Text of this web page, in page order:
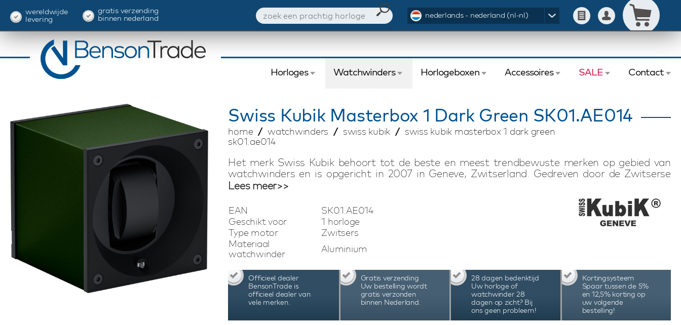
wereldwijde
levering
gratis verzending
binnen nederland nederlands - nederland (nl-nl)
Horloges Watchwinders Horlogeboxen Accessoires SALE Contact
Swiss KubikMasterbox 1 Dark Green SK01.AE014
home watchwinders swiss kubik
swiss kubik masterbox 1 dark green
sk01.ae014
Het merk Swiss Kubik behoort tot de beste en meest trendbewuste merken op gebied van
watchwinders en is opgericht in 2007 in Geneve, Zwitserland. Gedreven door de Zwitserse
horlogetraditie biedt Swiss Kubik compacte watchwinders met Zwitserse technologie. De
Swiss Kubik watchwinders zijn voorzien van een stille, magnetische-arme en energiezuinige
motor. Elke watchwinder heeft een uitzonderlijke batterijduur van uiterlijk drie jaar, waardoor
hij gemakkelijk in een kluis kan worden bewaard of kan worden meegenomen op reis of
vakantie. Deze Swiss Kubik Masterbox watchwinder is geschikt voor het opwinden van één
automatisch horloge en maakt gebruik van Bluetooth-technologie waarbij je via de speciale
app eenvoudig het gewenste programma kan instellen, de verlichting aanpassen, de
Swiss Kubik Masterbox watchwinder kan het aantal omwentelingen en de draairichting
nauwkeurig worden ingesteld, afgestemd op de behoeften van het specifieke automatische
horloge. De Swiss Kubik Masterbox watchwinders worden met de hand geassembleerd in
Zwitserland en staan bekend vanwege hun kwaliteit, precisie en duurzaamheid, hetgeen tot
uiting komt in de garantie van 3 jaar.
Lees meer>>
EAN
SK01.AE014
Geschikt voor
1 horloge
Type motor
Zwitsers
Materiaal
watchwinder
Aluminium
Officieel dealer
BensonTrade is
officieel dealer van
vele merken.
Gratis verzending
Uw bestelling wordt
gratis verzonden
binnen Nederland.
28 dagen bedenktijd
Uw horloge of
watchwinder 28
dagen op zicht? Bij
ons geen probleem!
Kortingsysteem
Spaar tussen de 5%
en 12,5% korting op
uw volgende
bestelling!